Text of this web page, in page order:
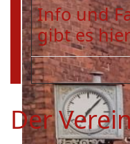
Info und
gibt es hier
Der